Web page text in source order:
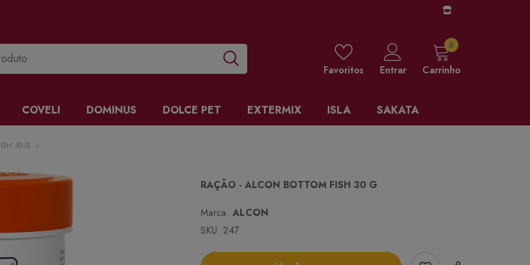
Favoritos Entrar Carrinho
00 items
COVELI DOMINUS DOLCE PET EXTERMIX ISLA SAKATA
30 G
RAÇÃO - ALCON BOTTOM FISH 30 G
Marca: ALCON
SKU: 247